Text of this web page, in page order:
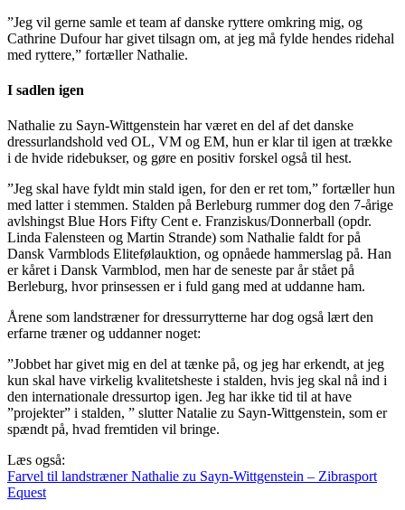
”Jeg vil gerne samle et team af danske ryttere omkring mig, og
Cathrine Dufour har givet tilsagn om, at jeg må fylde hendes ridehal
med ryttere,” fortæller Nathalie.
I sadlen igen
Nathalie zu Sayn-Wittgenstein har været en del af det danske
dressurlandshold ved OL, VM og EM, hun er klar til igen at trække
i de hvide ridebukser, og gøre en positiv forskel også til hest.
”Jeg skal have fyldt min stald igen, for den er ret tom,” fortæller hun
med latter i stemmen. Stalden på Berleburg rummer dog den 7-årige
avlshingst Blue Hors Fifty Cent e. Franziskus/Donnerball (opdr.
Linda Falensteen og Martin Strande) som Nathalie faldt for på
Dansk Varmblods Elitefølauktion, og opnåede hammerslag på. Han
er kåret i Dansk Varmblod, men har de seneste par år stået på
Berleburg, hvor prinsessen er i fuld gang med at uddanne ham.
Årene som landstræner for dressurrytterne har dog også lært den
erfarne træner og uddanner noget:
”Jobbet har givet mig en del at tænke på, og jeg har erkendt, at jeg
kun skal have virkelig kvalitetsheste i stalden, hvis jeg skal nå ind i
den internationale dressurtop igen. Jeg har ikke tid til at have
”projekter” i stalden, ” slutter Natalie zu Sayn-Wittgenstein, som er
spændt på, hvad fremtiden vil bringe.
Læs også:
Farvel til landstræner Nathalie zu Sayn-Wittgenstein – Zibrasport
Equest